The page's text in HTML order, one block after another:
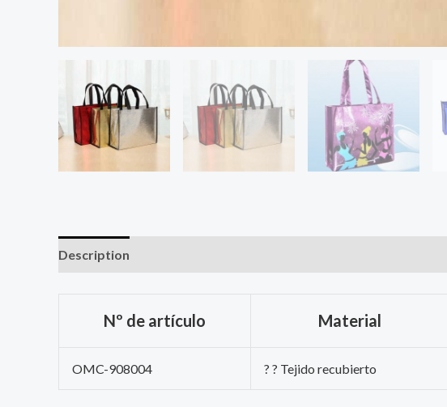
Description
Nº de artículo Material
OMC-908004 ? ? Tejido recubierto